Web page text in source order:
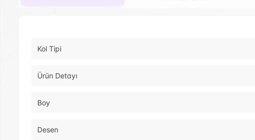
Kol Tipi
Ürün Detayı
Boy
Desen